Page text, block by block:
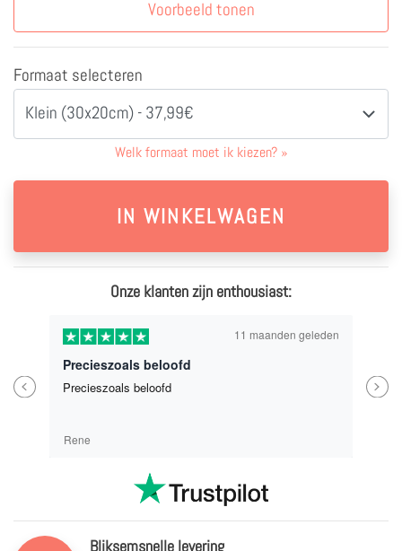
Voorbeeld tonen
Formaat selecteren
Klein (30x20cm) - 37,99€
Welk formaat moet ik kiezen? »
Onze klanten zijn enthousiast:
Previous
11 maanden geleden
Precieszoals beloofd
Precieszoals beloofd
Rene
Next
Bliksemsnelle levering